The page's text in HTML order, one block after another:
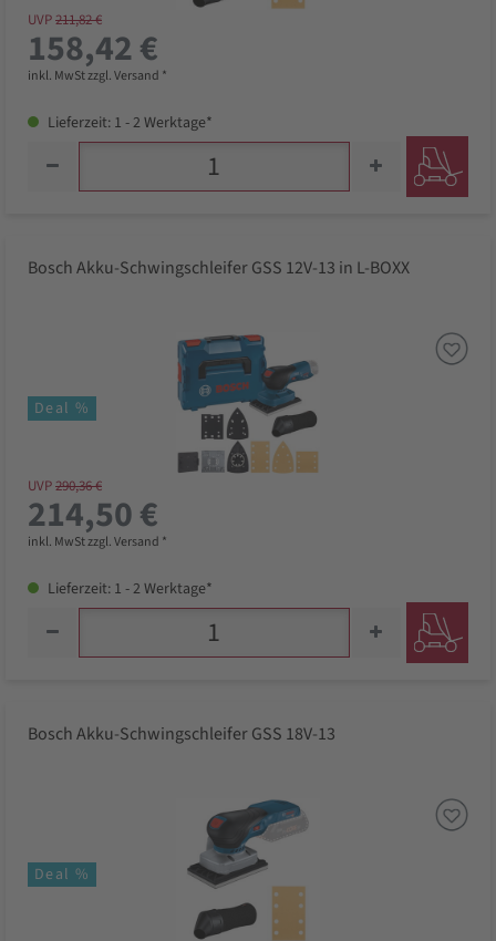
UVP211,82 €
158,42 €
inkl. MwSt zzgl. Versand *
Lieferzeit: 1 - 2 Werktage*
Bosch Akku-Schwingschleifer GSS 12V-13 in L-BOXX
Deal %
UVP290,36 €
214,50 €
inkl. MwSt zzgl. Versand *
Lieferzeit: 1 - 2 Werktage*
Bosch Akku-Schwingschleifer GSS 18V-13
Deal %